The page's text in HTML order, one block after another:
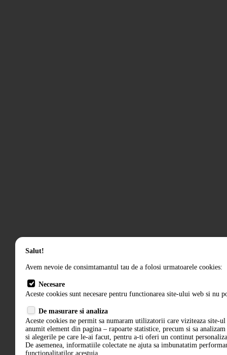
Salut!
Avem nevoie de consimtamantul tau de a folosi urmatoarele cookies:
Necesare
Aceste cookies sunt necesare pentru functionarea site-ului web si nu
De masurare si analiza
Aceste cookies ne permit sa numaram utilizatorii care viziteaza site-ul
anumit element din pagina – rapoarte statistice, precum si sa
si alegerile pe care le-ai facut, pentru a-ti oferi un continut
De asemenea, informatiile colectate ne ajuta sa imbunatatim
functionalitatilor acestuia.